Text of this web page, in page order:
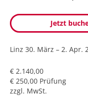
Jetzt
Linz 30. März – 2. Apr.
€ 2.140,00
€ 250,00 Prüfung
zzgl. MwSt.